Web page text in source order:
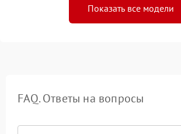
Показать все модели
FAQ. Ответы на вопросы